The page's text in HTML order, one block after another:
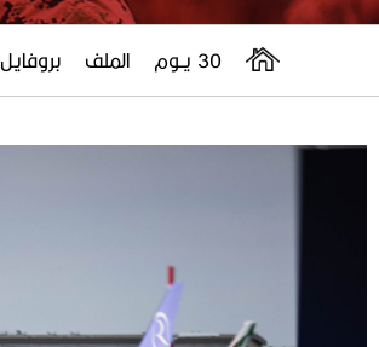
30 يــوم الملف بروفايل